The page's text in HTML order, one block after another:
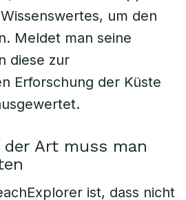
um den
Meldet man seine
diese zur
Erforschung der Küste
Art muss man
ist, dass nicht